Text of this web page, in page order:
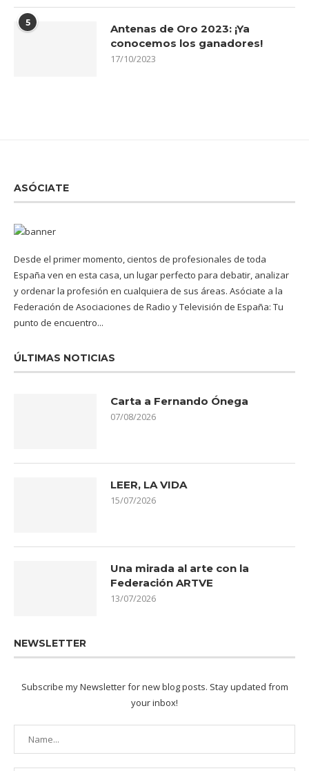
5
Antenas de Oro 2023: ¡Ya
conocemos los ganadores!
17/10/2023
ASÓCIATE
Desde el primer momento, cientos de profesionales de toda
España ven en esta casa, un lugar perfecto para debatir, analizar
y ordenar la profesión en cualquiera de sus áreas. Asóciate a la
Federación de Asociaciones de Radio y Televisión de España: Tu
punto de encuentro...
ÚLTIMAS NOTICIAS
Carta a Fernando Ónega
07/08/2026
LEER, LA VIDA
15/07/2026
Una mirada al arte con la
Federación ARTVE
13/07/2026
NEWSLETTER
Subscribe my Newsletter for new blog posts. Stay updated from
your inbox!